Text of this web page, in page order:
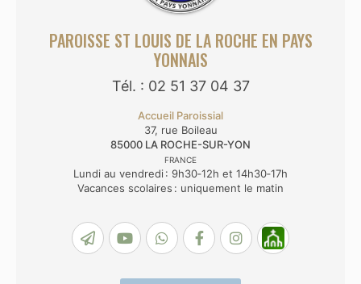
PAROISSE ST LOUIS DE LA ROCHE EN PAYS
YONNAIS
Tél. : 02 51 37 04 37
Accueil Paroissial
37, rue Boileau
85000 LA ROCHE-SUR-YON
FRANCE
Lundi au vendredi : 9h30‑12h et 14h30‑17h
Vacances scolaires : uniquement le matin